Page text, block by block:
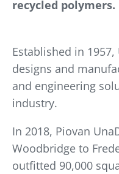
recycled polymers.
Established in
designs and
and engineering
industry.
In 2018, Piovan
Woodbridge to
outfitted 90,000